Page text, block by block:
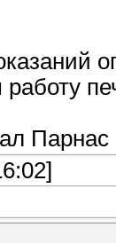
Парнас